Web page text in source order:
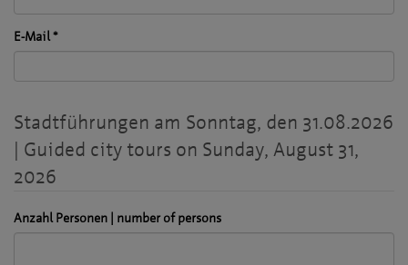
E-Mail*
Stadtführungen am Sonntag, den 31.08.2026
| Guided city tours on Sunday, August 31,
2026
Anzahl Personen | number of persons